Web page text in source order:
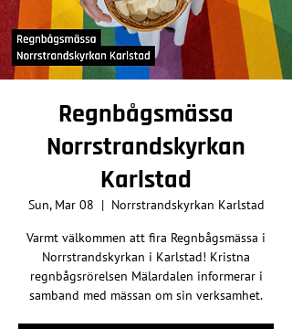
Regnbågsmässa
Norrstrandskyrkan
Karlstad
Sun, Mar 08
  |
Norrstrandskyrkan Karlstad
Varmt välkommen att fira Regnbågsmässa i
Norrstrandskyrkan i Karlstad! Kristna
regnbågsrörelsen Mälardalen informerar i
samband med mässan om sin verksamhet.